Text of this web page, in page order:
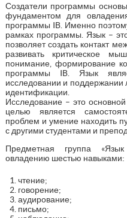
Создатели программы
фундаментом для
программы IB. Именно
рамках программы. Язык –
позволяет создать контакт
развивать критическое
понимание, формирование
программы IB. Язык
исследовании и поддержании
идентификации.
Исследование – это
целью является
проблем и умение находить
с другими студентами и
Предметная группа
овладению шестью навыками:
чтение;
говорение;
аудирование;
письмо;